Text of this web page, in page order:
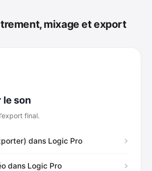
mixage et export
le son
final.
dans Logic Pro
dans Logic Pro